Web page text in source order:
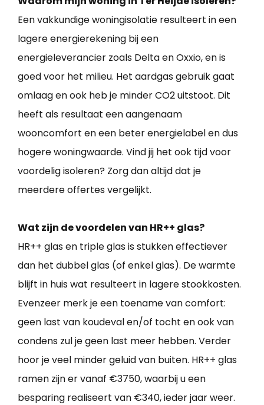
Een vakkundige woningisolatie resulteert in een
lagere energierekening bij een
energieleverancier zoals Delta en Oxxio, en is
goed voor het milieu. Het aardgas gebruik gaat
omlaag en ook heb je minder CO2 uitstoot. Dit
heeft als resultaat een aangenaam
wooncomfort en een beter energielabel en dus
hogere woningwaarde. Vind jij het ook tijd voor
voordelig isoleren? Zorg dan altijd dat je
meerdere offertes vergelijkt.
Wat zijn de voordelen van HR++ glas?
HR++ glas en triple glas is stukken effectiever
dan het dubbel glas (of enkel glas). De warmte
blijft in huis wat resulteert in lagere stookkosten.
Evenzeer merk je een toename van comfort:
geen last van koudeval en/of tocht en ook van
condens zul je geen last meer hebben. Verder
hoor je veel minder geluid van buiten. HR++ glas
ramen zijn er vanaf €3750, waarbij u een
besparing realiseert van €340, ieder jaar weer.